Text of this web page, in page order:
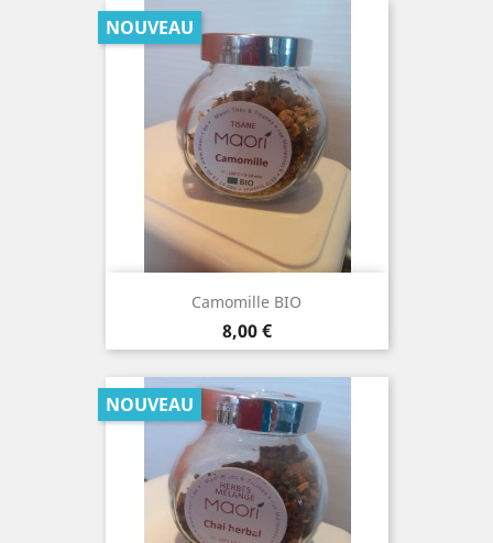
Camomille BIO
Prix
8,00 €
NOUVEAU
NOUVEAU